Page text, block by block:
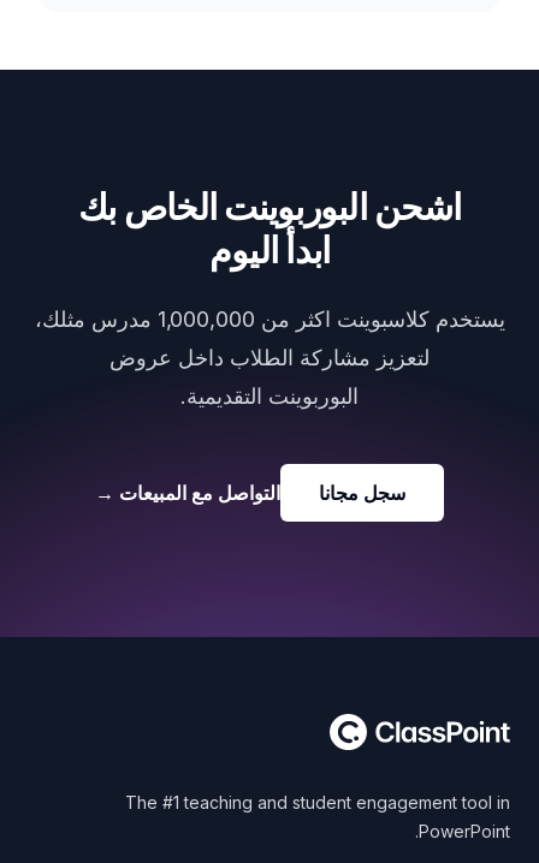
اشحن البوربوينت الخاص بك
ابدأ اليوم
يستخدم كلاسبوينت اكثر من 1,000,000 مدرس مثلك،
لتعزيز مشاركة الطلاب داخل عروض
البوربوينت التقديمية.
سجل مجانا التواصل مع المبيعات →
The #1 teaching and student engagement tool in
PowerPoint.